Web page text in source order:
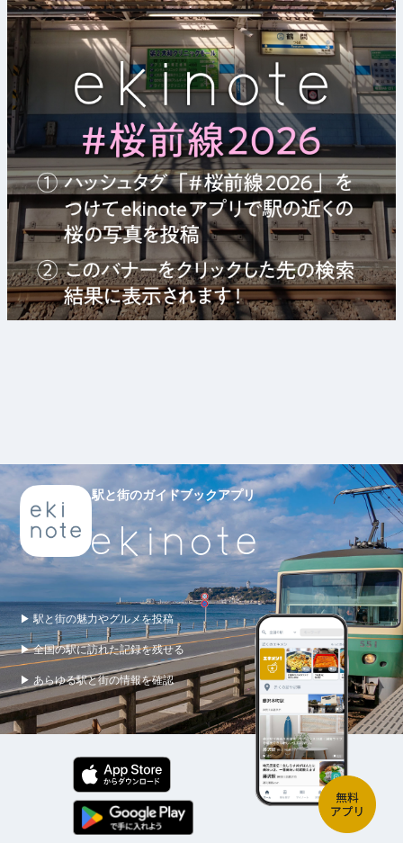
駅と街のガイドブックアプリ
▶ 駅と街の魅力やグルメを投稿
▶ 全国の駅に訪れた記録を残せる
▶ あらゆる駅と街の情報を確認